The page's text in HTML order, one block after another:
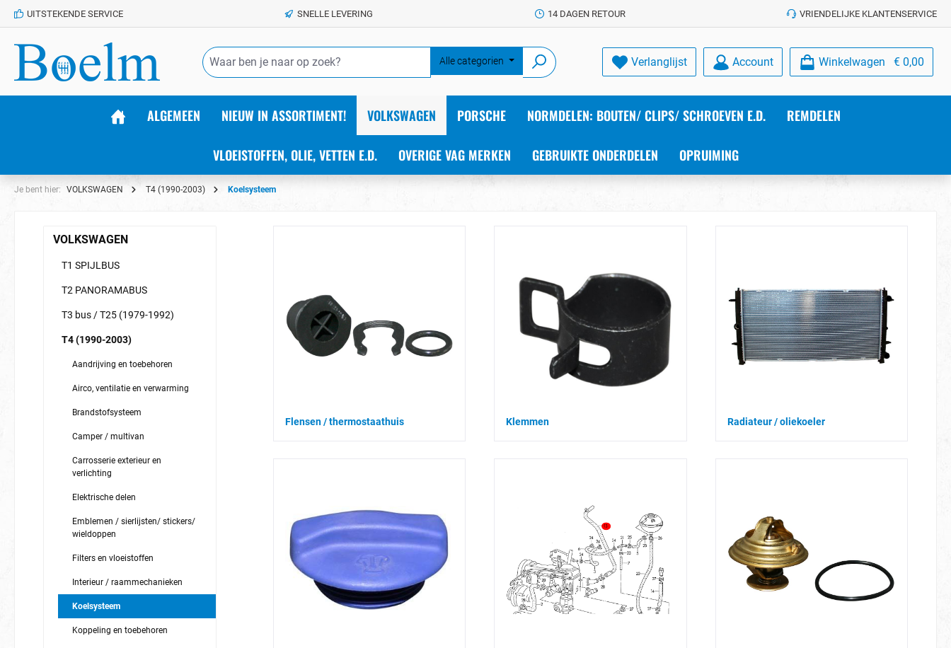
hoofdinhoud
UITSTEKENDE SERVICE SNELLE LEVERING 14 DAGEN RETOUR VRIENDELIJKE KLANTENSERVICE
Alle categorien Verlanglijst Account Winkelwagen € 0,00
ALGEMEEN NIEUW IN ASSORTIMENT! VOLKSWAGEN PORSCHE NORMDELEN: BOUTEN/ CLIPS/ SCHROEVEN E.D. REMDELEN
VLOEISTOFFEN, OLIE, VETTEN E.D. OVERIGE VAG MERKEN GEBRUIKTE ONDERDELEN OPRUIMING
Je bent hier: VOLKSWAGEN T4 (1990-2003) Koelsysteem
VOLKSWAGEN
T1 SPIJLBUS
T2 PANORAMABUS
T3 bus / T25 (1979-1992)
T4 (1990-2003)
Aandrijving en toebehoren
Airco, ventilatie en verwarming
Brandstofsysteem
Camper / multivan
Carrosserie exterieur en
verlichting
Elektrische delen
Emblemen / sierlijsten/ stickers/
wieldoppen
Filters en vloeistoffen
Interieur / raammechanieken
Koelsysteem
Koppeling en toebehoren
Flensen / thermostaathuis Klemmen Radiateur / oliekoeler